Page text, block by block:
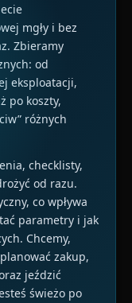
mgły i bez
Zbieramy
od
eksploatacji,
po koszty,
różnych
checklisty,
od razu.
co wpływa
parametry i jak
Chcemy,
zakup,
jeździć
świeżo po